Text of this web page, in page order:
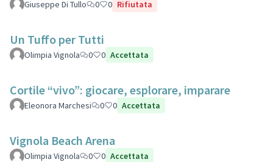
Giuseppe Di Tullo 0 0 Rifiutata
Un Tuffo per Tutti
Olimpia Vignola 0 0 Accettata
Cortile “vivo”: giocare, esplorare, imparare
Eleonora Marchesi 0 0 Accettata
Vignola Beach Arena
Olimpia Vignola 0 0 Accettata